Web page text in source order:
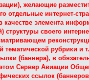
желающие
отдельные интернет-
качестве элемента
структуры своего
тематической рубрики и
(баннера), в
Сервер Авиации
ссылок